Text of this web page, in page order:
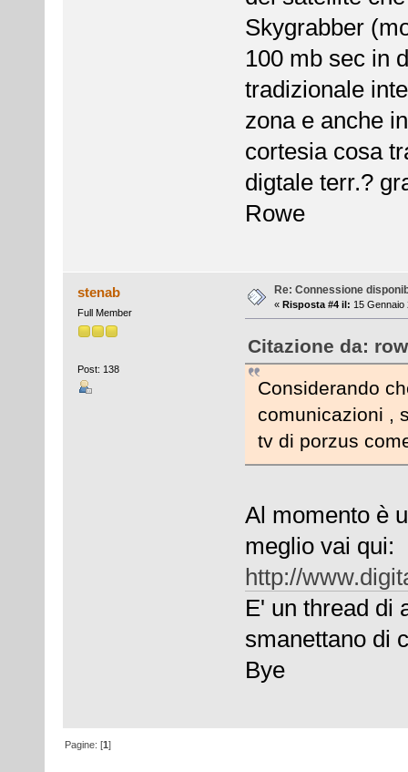
Skygrabber
100 mb sec in
tradizionale
zona e anche
cortesia cosa
digtale terr.?
Rowe
stenab
Full Member
Post: 138
Re: Connessione
« Risposta #4 il: 15 Gennaio
Citazione da:
Considerando
comunicazioni ,
tv di porzus
Al momento è
meglio vai qui:
http://
E' un thread di
smanettano di
Bye
Pagine: [1]